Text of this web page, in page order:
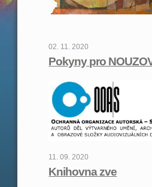
02. 11. 2020
Pokyny pro
11. 09. 2020
Knihovna zve